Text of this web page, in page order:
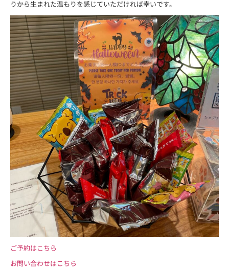
りから生まれた温もりを感じていただければ幸いです。
ご予約はこちら
お問い合わせはこちら